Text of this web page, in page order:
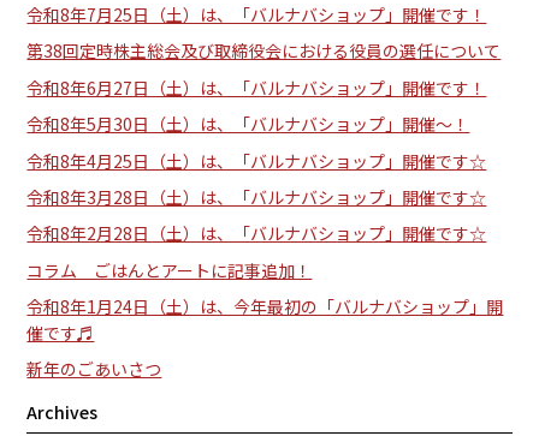
令和8年7月25日（土）は、「バルナバショップ」開催です！
第38回定時株主総会及び取締役会における役員の選任について
令和8年6月27日（土）は、「バルナバショップ」開催です！
令和8年5月30日（土）は、「バルナバショップ」開催～！
令和8年4月25日（土）は、「バルナバショップ」開催です☆
令和8年3月28日（土）は、「バルナバショップ」開催です☆
令和8年2月28日（土）は、「バルナバショップ」開催です☆
コラム ごはんとアートに記事追加！
令和8年1月24日（土）は、今年最初の「バルナバショップ」開
催です♬
新年のごあいさつ
Archives